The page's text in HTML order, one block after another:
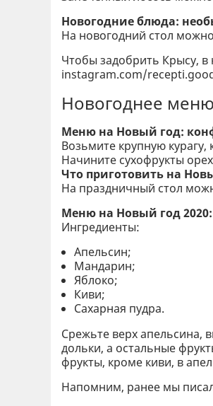
Новогодние блюда:
На новогодний стол
Чтобы задобрить Крысу,
instagram.com/
Новогоднее
Меню на Новый год:
Возьмите крупную
Начините сухофрукты
Что приготовить на
На праздничный стол
Меню на Новый год
Ингредиенты:
Апельсин;
Мандарин;
Яблоко;
Киви;
Сахарная пудра.
Срежьте верх апельсина,
дольки, а остальные
фрукты, кроме киви, в
Напомним, ранее мы